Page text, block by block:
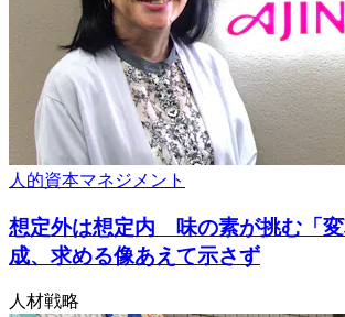
人的資本マネジメント
想定外は想定内 味の素が挑む「
成、求める像あえて示さず
人材戦略